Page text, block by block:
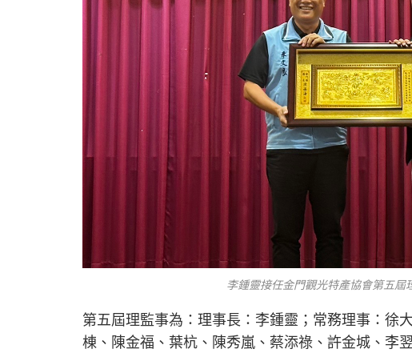
李鍾靈接任金門觀光特產協會第五
第五屆理監事為：理事長：李鍾靈；常務理事：徐
棟、陳金福、葉杭、陳秀嵐、蔡添祿、許金城、李